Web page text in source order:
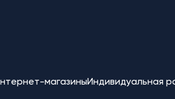
магазиныИндивидуальная